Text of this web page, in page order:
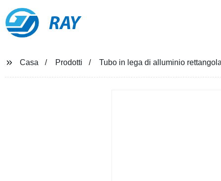
RAY
Casa Prodotti Tubo in lega di alluminio